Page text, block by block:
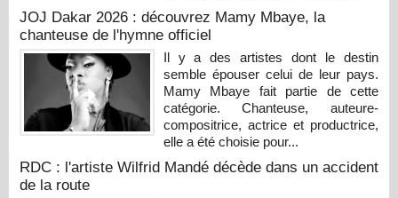
JOJ Dakar 2026 : découvrez Mamy Mbaye, la
chanteuse de l'hymne officiel
Il y a des artistes dont le destin
semble épouser celui de leur pays.
Mamy Mbaye fait partie de cette
catégorie. Chanteuse, auteure-
compositrice, actrice et productrice,
elle a été choisie pour...
RDC : l'artiste Wilfrid Mandé décède dans un accident
de la route